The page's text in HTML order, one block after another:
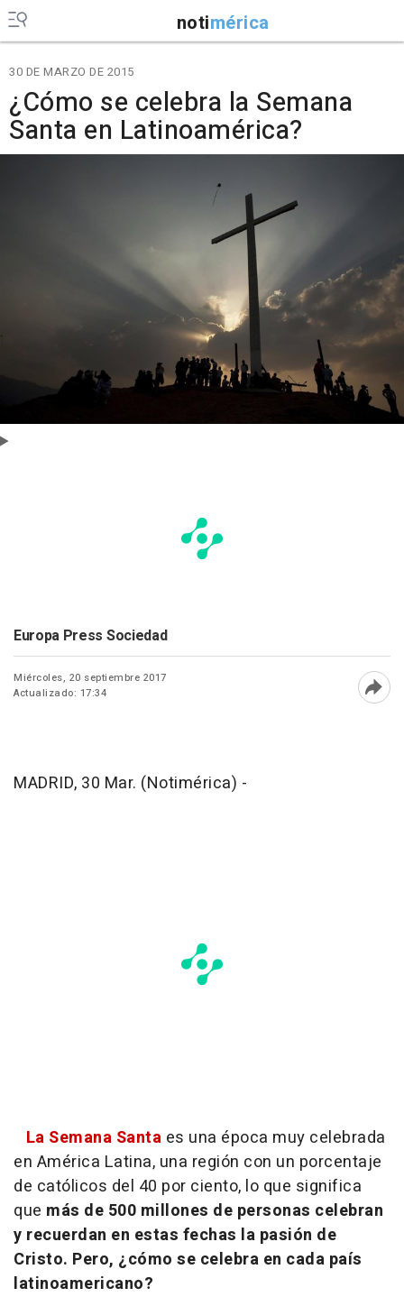
notimérica
30 DE MARZO DE 2015
¿Cómo se celebra la Semana
Santa en Latinoamérica?
Europa Press Sociedad
Miércoles, 20 septiembre 2017
Actualizado: 17:34
MADRID, 30 Mar. (Notimérica) -
La Semana Santa es una época muy celebrada
en América Latina, una región con un porcentaje
de católicos del 40 por ciento, lo que significa
que más de 500 millones de personas celebran
y recuerdan en estas fechas la pasión de
Cristo. Pero, ¿cómo se celebra en cada país
latinoamericano?